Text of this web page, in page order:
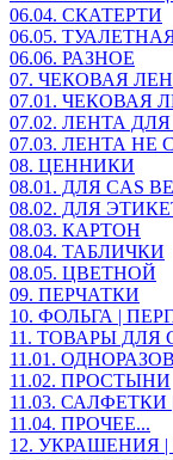
06.04. СКАТЕРТИ
06.05.
06.06. РАЗНОЕ
07. ЧЕКОВАЯ
07.01. ЧЕКОВАЯ
07.02. ЛЕНТА
07.03. ЛЕНТА НЕ
08. ЦЕННИКИ
08.01. ДЛЯ CAS
08.02. ДЛЯ
08.03. КАРТОН
08.04. ТАБЛИЧКИ
08.05. ЦВЕТНОЙ
09. ПЕРЧАТКИ
10. ФОЛЬГА |
11. ТОВАРЫ
11.01.
11.02. ПРОСТЫНИ
11.03.
11.04. ПРОЧЕЕ...
12. УКРАШЕНИЯ